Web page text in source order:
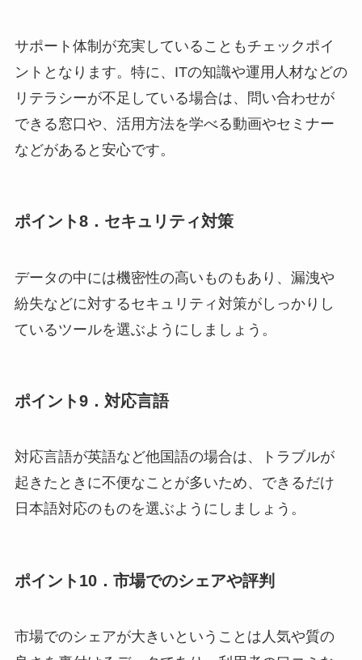
サポート体制が充実していることもチェックポイ
ントとなります。特に、ITの知識や運用人材などの
リテラシーが不足している場合は、問い合わせが
できる窓口や、活用方法を学べる動画やセミナー
などがあると安心です。
ポイント8．セキュリティ対策
データの中には機密性の高いものもあり、漏洩や
紛失などに対するセキュリティ対策がしっかりし
ているツールを選ぶようにしましょう。
ポイント9．対応言語
対応言語が英語など他国語の場合は、トラブルが
起きたときに不便なことが多いため、できるだけ
日本語対応のものを選ぶようにしましょう。
ポイント10．市場でのシェアや評判
市場でのシェアが大きいということは人気や質の